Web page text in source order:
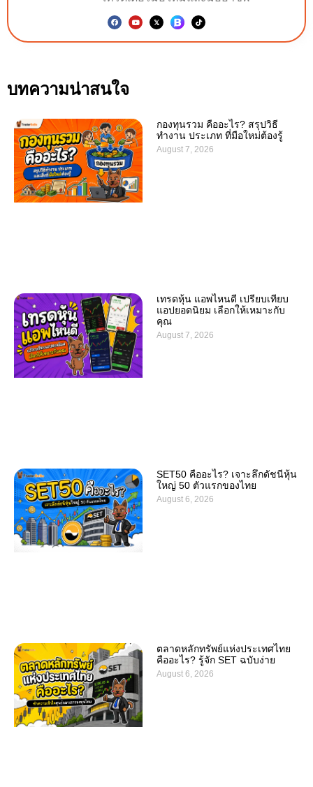
บทความน่าสนใจ
กองทุนรวม คืออะไร? สรุปวิธี
ทำงาน ประเภท ที่มือใหม่ต้องรู้
August 7, 2026
เทรดหุ้น แอพไหนดี เปรียบเทียบ
แอปยอดนิยม เลือกให้เหมาะกับ
คุณ
August 7, 2026
SET50 คืออะไร? เจาะลึกดัชนีหุ้น
ใหญ่ 50 ตัวแรกของไทย
August 6, 2026
ตลาดหลักทรัพย์แห่งประเทศไทย
คืออะไร? รู้จัก SET ฉบับง่าย
August 6, 2026